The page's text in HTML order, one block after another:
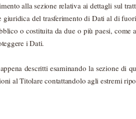
alla sezione relativa ai dettagli sul
del trasferimento di Dati al di
o costituita da due o più paesi, come
i Dati.
descritti esaminando la sezione di
al Titolare contattandolo agli estremi